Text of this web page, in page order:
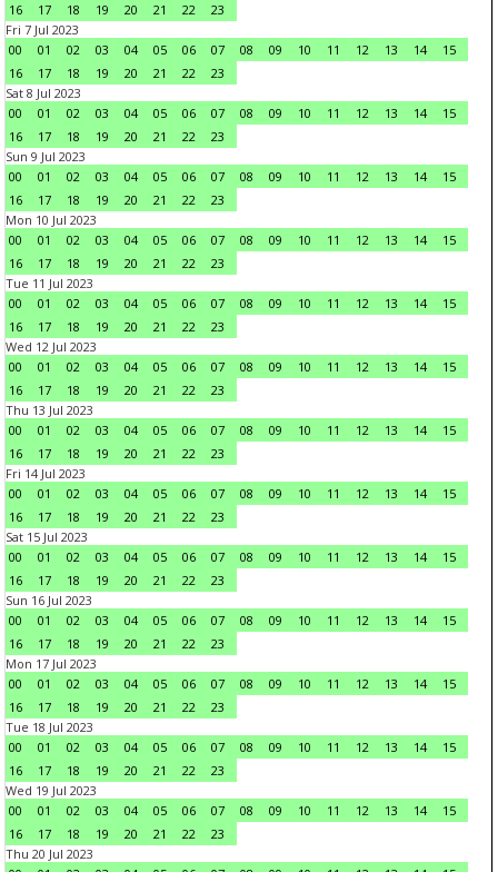
16
17 18 19 20 21 22
23
Fri 7 Jul 2023
00
01 02 03 04 05 06 07 08 09 10 11 12 13 14
15
16
17 18 19 20 21 22
23
Sat 8 Jul 2023
00
01 02 03 04 05 06 07 08 09 10 11 12 13 14
15
16
17 18 19 20 21 22
23
Sun 9 Jul 2023
00
01 02 03 04 05 06 07 08 09 10 11 12 13 14
15
16
17 18 19 20 21 22
23
Mon 10 Jul 2023
00
01 02 03 04 05 06 07 08 09 10 11 12 13 14
15
16
17 18 19 20 21 22
23
Tue 11 Jul 2023
00
01 02 03 04 05 06 07 08 09 10 11 12 13 14
15
16
17 18 19 20 21 22
23
Wed 12 Jul 2023
00
01 02 03 04 05 06 07 08 09 10 11 12 13 14
15
16
17 18 19 20 21 22
23
Thu 13 Jul 2023
00
01 02 03 04 05 06 07 08 09 10 11 12 13 14
15
16
17 18 19 20 21 22
23
Fri 14 Jul 2023
00
01 02 03 04 05 06 07 08 09 10 11 12 13 14
15
16
17 18 19 20 21 22
23
Sat 15 Jul 2023
00
01 02 03 04 05 06 07 08 09 10 11 12 13 14
15
16
17 18 19 20 21 22
23
Sun 16 Jul 2023
00
01 02 03 04 05 06 07 08 09 10 11 12 13 14
15
16
17 18 19 20 21 22
23
Mon 17 Jul 2023
00
01 02 03 04 05 06 07 08 09 10 11 12 13 14
15
16
17 18 19 20 21 22
23
Tue 18 Jul 2023
00
01 02 03 04 05 06 07 08 09 10 11 12 13 14
15
16
17 18 19 20 21 22
23
Wed 19 Jul 2023
00
01 02 03 04 05 06 07 08 09 10 11 12 13 14
15
16
17 18 19 20 21 22
23
Thu 20 Jul 2023